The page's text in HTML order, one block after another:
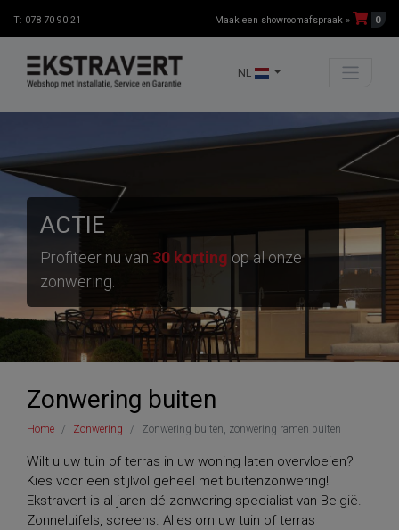
T: 078 70 90 21 Maak een showroomafspraak » 0
NL
ACTIE
Profiteer nu van 30 korting op al onze
zonwering.
Zonwering buiten
Home Zonwering Zonwering buiten, zonwering ramen buiten
Wilt u uw tuin of terras in uw woning laten overvloeien?
Kies voor een stijlvol geheel met buitenzonwering!
Ekstravert is al jaren dé zonwering specialist van België.
Zonneluifels, screens. Alles om uw tuin of terras